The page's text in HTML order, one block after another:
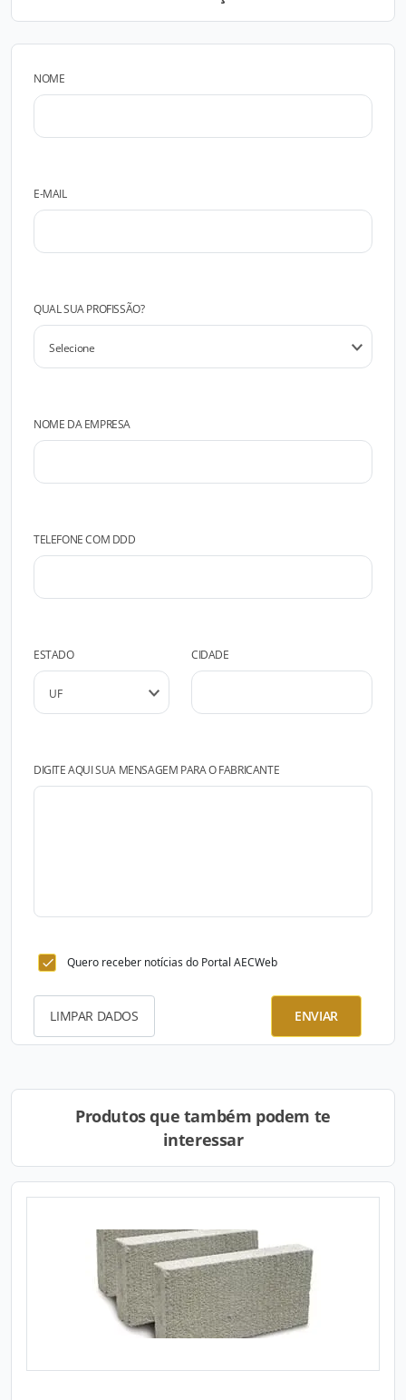
NOME
E-MAIL
QUAL SUA PROFISSÃO?
NOME DA EMPRESA
TELEFONE COM DDD
ESTADO CIDADE
DIGITE AQUI SUA MENSAGEM PARA O FABRICANTE
Quero receber notícias do Portal AECWeb
LIMPAR DADOS ENVIAR
Produtos que também podem te
interessar